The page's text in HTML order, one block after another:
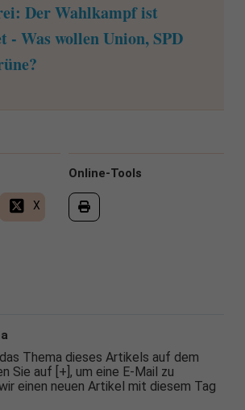
Der Wahlkampf ist
- Was wollen Union, SPD
Online-Tools
X
Thema dieses Artikels auf dem
Sie auf [+], um eine E-Mail zu
einen neuen Artikel mit diesem Tag